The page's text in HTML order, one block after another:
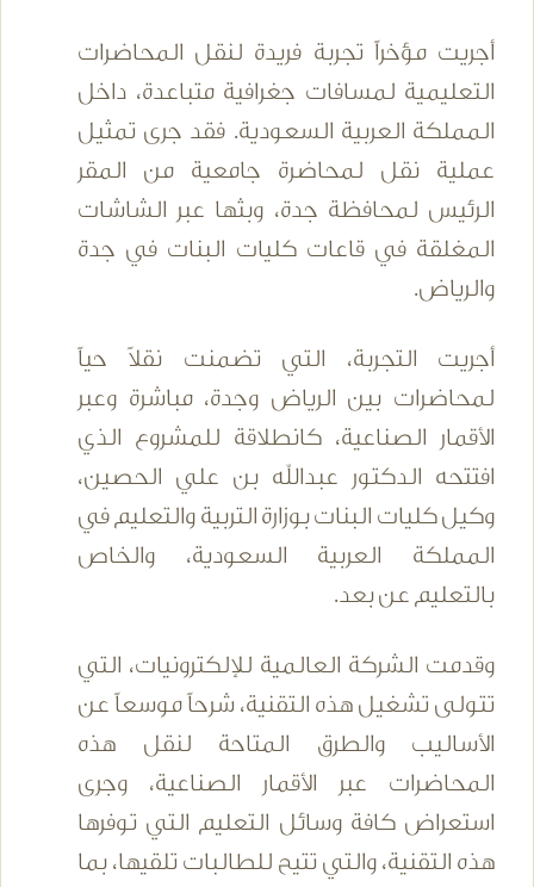
أجريت مؤخراً تجربة فريدة لنقل المحاضرات
التعليمية لمسافات جغرافية متباعدة، داخل
المملكة العربية السعودية. فقد جرى تمثيل
عملية نقل لمحاضرة جامعية من المقر
الرئيس لمحافظة جدة، وبثها عبر الشاشات
المغلقة في قاعات كليات البنات في جدة
والرياض.
أجريت التجربة، التي تضمنت نقلاً حياً
لمحاضرات بين الرياض وجدة، مباشرة وعبر
الأقمار الصناعية، كانطلاقة للمشروع الذي
افتتحه الدكتور عبدالله بن علي الحصين،
وكيل كليات البنات بوزارة التربية والتعليم في
المملكة العربية السعودية، والخاص
بالتعليم عن بعد.
وقدمت الشركة العالمية للإلكترونيات، التي
تتولى تشغيل هذه التقنية، شرحاً موسعاً عن
الأساليب والطرق المتاحة لنقل هذه
المحاضرات عبر الأقمار الصناعية، وجرى
استعراض كافة وسائل التعليم التي توفرها
هذه التقنية، والتي تتيح للطالبات تلقيها، بما